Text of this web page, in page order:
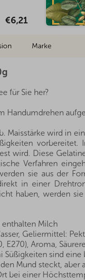
€1,77
Marke
für Sie her?
Maisstärke wird in
wird. Diese
Verfahren
sie aus der
in einer
haben, werden
enthalten Milch
Geliermittel:
E270), Aroma,
Süßigkeiten sind
Mund steckt, aber
bei einer